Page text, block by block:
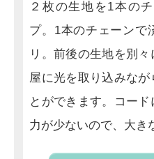
２枚の生地を1本の
プ。1本のチェーンで
リ。前後の生地を別
屋に光を取り込みな
とができます。コー
力が少ないので、大き